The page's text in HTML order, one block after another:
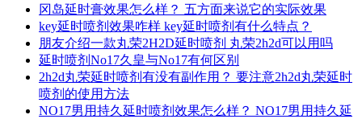
冈岛延时膏效果怎么样？ 五方面来说它的实际效果
key延时喷剂效果咋样 key延时喷剂有什么特点？
朋友介绍一款丸荣2H2D延时喷剂 丸荣2h2d可以用吗
延时喷剂No17久皇与No17有何区别
2h2d丸荣延时喷剂有没有副作用？ 要注意2h2d丸荣延时
喷剂的使用方法
NO17男用持久延时喷剂效果怎么样？ NO17男用持久延